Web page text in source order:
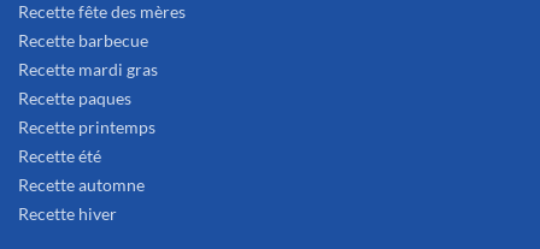
Recette fête des mères
Recette barbecue
Recette mardi gras
Recette paques
Recette printemps
Recette été
Recette automne
Recette hiver